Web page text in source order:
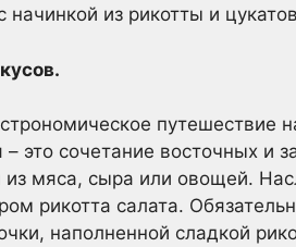
начинкой из рикотты и
– это сочетание восточных
из мяса, сыра или овощей.
рикотта салата.
наполненной сладкой